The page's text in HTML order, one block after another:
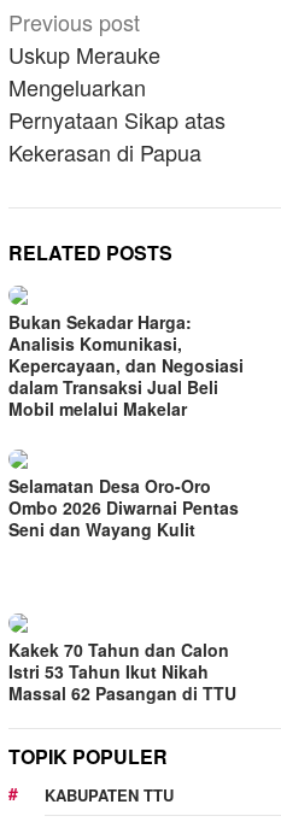
Post
navigation
Previous post
Uskup Merauke
Mengeluarkan
Pernyataan Sikap atas
Kekerasan di Papua
RELATED POSTS
Bukan Sekadar Harga:
Analisis Komunikasi,
Kepercayaan, dan Negosiasi
dalam Transaksi Jual Beli
Mobil melalui Makelar
Selamatan Desa Oro-Oro
Ombo 2026 Diwarnai Pentas
Seni dan Wayang Kulit
Kakek 70 Tahun dan Calon
Istri 53 Tahun Ikut Nikah
Massal 62 Pasangan di TTU
TOPIK POPULER
KABUPATEN TTU